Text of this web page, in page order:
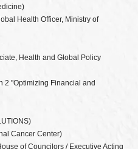
Health Officer, Ministry of
Health and Global Policy
2 "Optimizing Financial and
Cancer Center)
of Councilors / Executive Acting